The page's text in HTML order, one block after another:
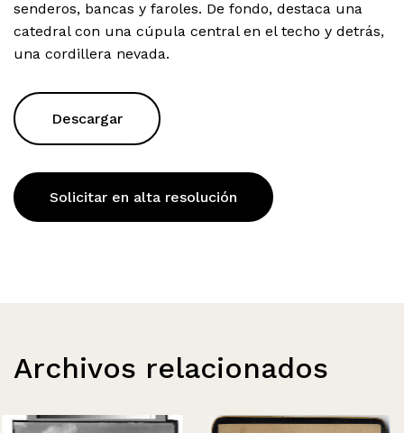
senderos, bancas y faroles. De fondo, destaca una
catedral con una cúpula central en el techo y detrás,
una cordillera nevada.
Descargar
Solicitar en alta resolución
Archivos relacionados